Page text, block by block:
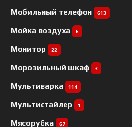
Мобильный телефон 613
Мойка воздуха 6
Монитор 22
Морозильный шкаф 3
Мультиварка 114
Мультистайлер 1
Мясорубка 67